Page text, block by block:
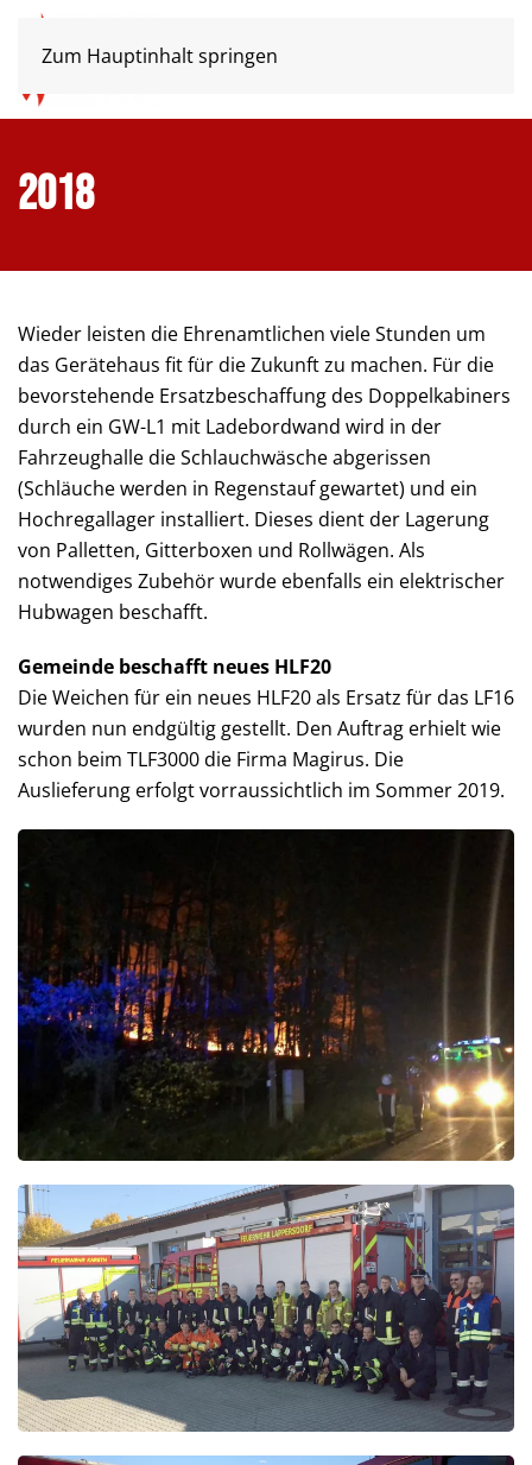
Zum Hauptinhalt springen
2018
Wieder leisten die Ehrenamtlichen viele Stunden um
das Gerätehaus fit für die Zukunft zu machen. Für die
bevorstehende Ersatzbeschaffung des Doppelkabiners
durch ein GW-L1 mit Ladebordwand wird in der
Fahrzeughalle die Schlauchwäsche abgerissen
(Schläuche werden in Regenstauf gewartet) und ein
Hochregallager installiert. Dieses dient der Lagerung
von Palletten, Gitterboxen und Rollwägen. Als
notwendiges Zubehör wurde ebenfalls ein elektrischer
Hubwagen beschafft.
Gemeinde beschafft neues HLF20
Die Weichen für ein neues HLF20 als Ersatz für das LF16
wurden nun endgültig gestellt. Den Auftrag erhielt wie
schon beim TLF3000 die Firma Magirus. Die
Auslieferung erfolgt vorraussichtlich im Sommer 2019.